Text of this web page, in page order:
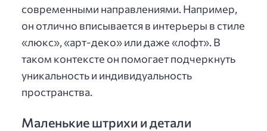
современными направлениями. Например,
он отлично вписывается в интерьеры в стиле
«люкс», «арт-деко» или даже «лофт». В
таком контексте он помогает подчеркнуть
уникальность и индивидуальность
пространства.
Маленькие штрихи и детали